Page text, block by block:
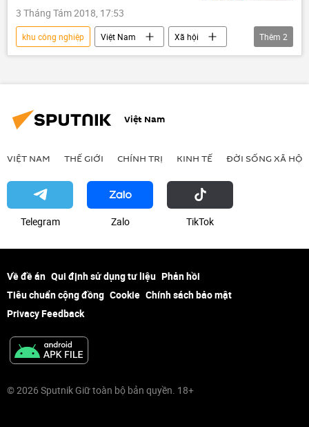
3 Tháng Tám 2018, 17:53
khu công nghiệp Việt Nam
Xã hội
Thời sự
cháy
Thêm 2
Việt Nam
VIỆT NAM THẾ GIỚI CHÍNH TRỊ KINH TẾ ĐỜI SỐNG XÃ HỘI
Telegram Zalo ТikТоk
Về đề án Qui định sử dụng tư liệu Phản hồi
Tiêu chuẩn cộng đồng Cookie Chính sách bảo mật
Privacy Feedback
© 2026 Sputnik Giữ toàn bộ bản quyền. 18+